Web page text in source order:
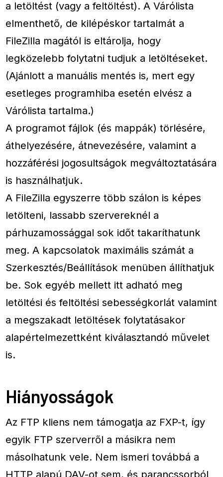
a letöltést (vagy a feltöltést). A Várólista
elmenthető, de kilépéskor tartalmát a
FileZilla magától is eltárolja, hogy
legközelebb folytatni tudjuk a letöltéseket.
(Ajánlott a manuális mentés is, mert egy
esetleges programhiba esetén elvész a
Várólista tartalma.)
A programot fájlok (és mappák) törlésére,
áthelyezésére, átnevezésére, valamint a
hozzáférési jogosultságok megváltoztatására
is használhatjuk.
A FileZilla egyszerre több szálon is képes
letölteni, lassabb szervereknél a
párhuzamossággal sok időt takaríthatunk
meg. A kapcsolatok maximális számát a
Szerkesztés/Beállítások menüben állíthatjuk
be. Sok egyéb mellett itt adható meg
letöltési és feltöltési sebességkorlát valamint
a megszakadt letöltések folytatásakor
alapértelmezettként kiválasztandó művelet
is.
Hiányosságok
Az FTP kliens nem támogatja az FXP-t, így
egyik FTP szerverről a másikra nem
másolhatunk vele. Nem ismeri továbbá a
HTTP alapú DAV-ot sem, és parancssorból